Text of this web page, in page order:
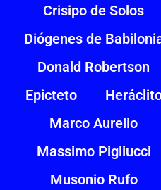
Crisipo de Solos
Diógenes de
Donald Robertson
Epicteto
Marco Aurelio
Massimo Pigliucci
Musonio Rufo